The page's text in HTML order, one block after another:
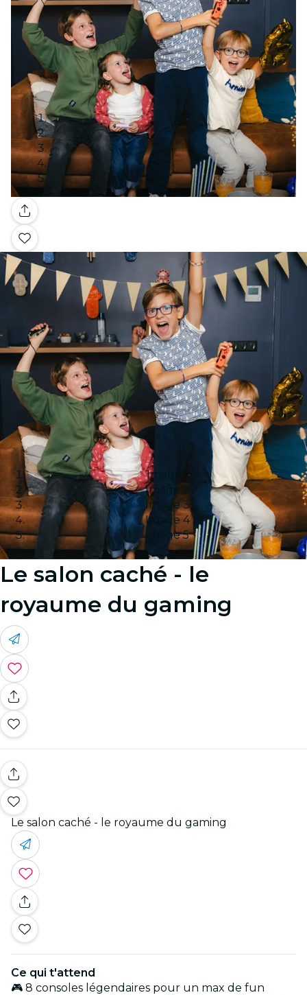
Gallery
Image 1
Image 2
Image 3
Image 4
Image 5
Le salon caché - le
royaume du gaming
Le salon caché - le royaume du gaming
Ce qui t'attend
🎮 8 consoles légendaires pour un max de fun